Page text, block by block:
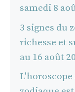
samedi 8
3 signes du
richesse et
au 16 août